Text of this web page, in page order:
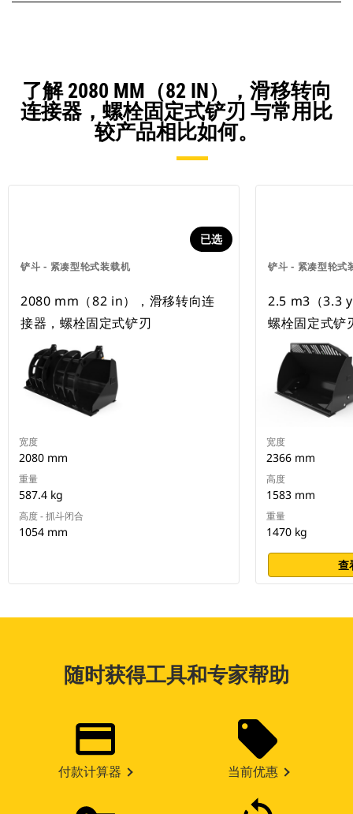
了解 2080 MM（82 IN），滑移转向
连接器，螺栓固定式铲刃 与常用比
较产品相比如何。
铲斗 - 紧凑型轮式装载机
已选
2080 mm（82 in），滑移转向连
接器，螺栓固定式铲刃
宽度
2080 mm
重量
587.4 kg
高度 - 抓斗闭合
1054 mm
铲斗 - 紧凑型轮式
2.5 m3（3.3
螺栓固定式铲
宽度
2366 mm
高度
1583 mm
重量
1470 kg
查
随时获得工具和专家帮助
付款计算器 当前优惠